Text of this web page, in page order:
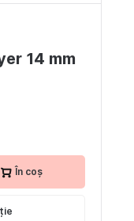
14 mm
În coș